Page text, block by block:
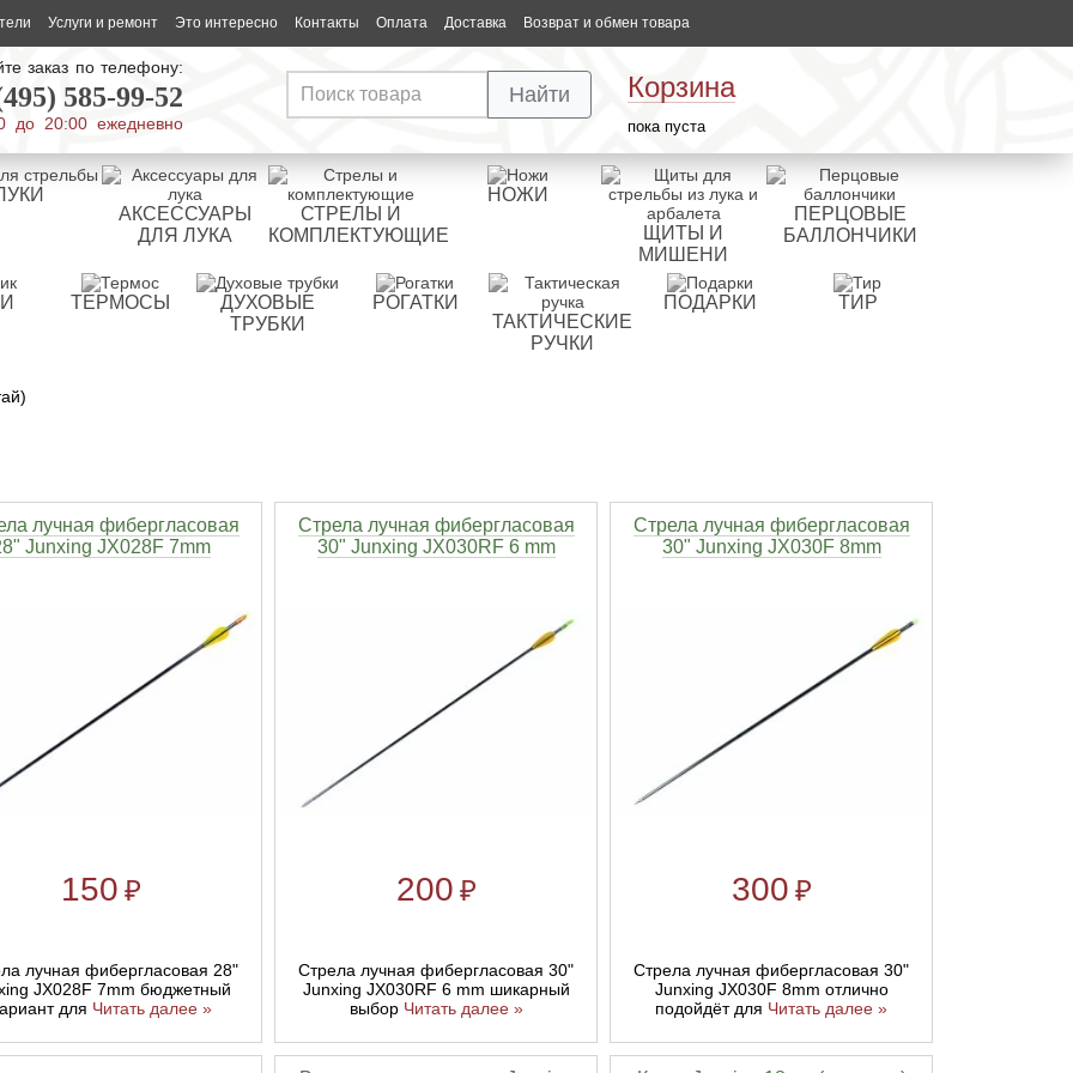
Услуги и ремонт Это интересно Контакты Оплата Доставка Возврат и обмен товара
заказ по телефону:
585-99-52
до 20:00 ежедневно
Корзина
пока пуста
Найти
АКСЕССУАРЫ
ДЛЯ ЛУКА
СТРЕЛЫ И
КОМПЛЕКТУЮЩИЕ
НОЖИ
ЩИТЫ И
МИШЕНИ
ПЕРЦОВЫЕ
БАЛЛОНЧИКИ
ТЕРМОСЫ
ДУХОВЫЕ
ТРУБКИ
РОГАТКИ
ТАКТИЧЕСКИЕ
РУЧКИ
ПОДАРКИ ТИР
лучная фибергласовая
Junxing JX028F 7mm
150 ₽
лучная фибергласовая 28"
JX028F 7mm бюджетный
для Читать далее »
Стрела лучная фибергласовая
30" Junxing JX030RF 6 mm
200 ₽
Стрела лучная фибергласовая 30"
Junxing JX030RF 6 mm шикарный
выбор Читать далее »
Стрела лучная фибергласовая
30" Junxing JX030F 8mm
300 ₽
Стрела лучная фибергласовая 30"
Junxing JX030F 8mm отлично
подойдёт для Читать далее »